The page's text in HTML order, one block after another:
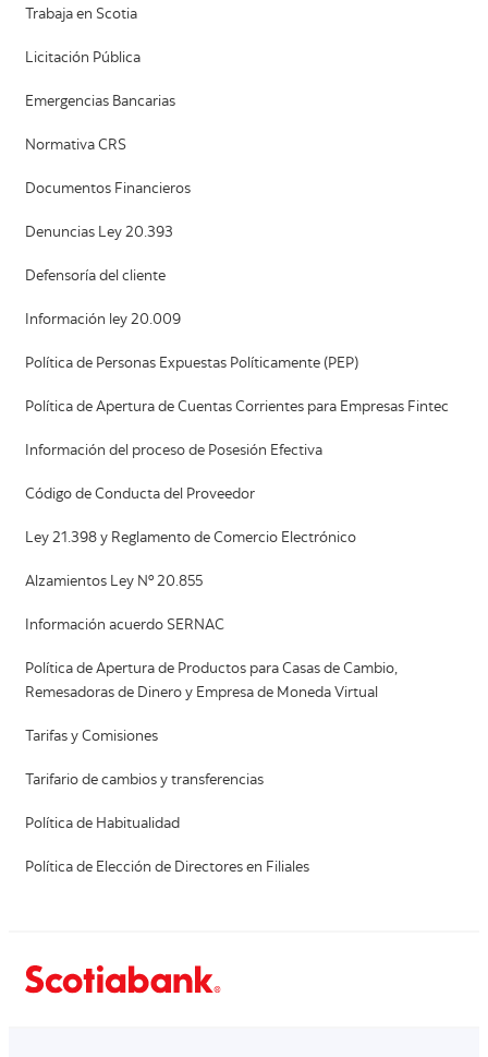
Trabaja en Scotia
Licitación Pública
Emergencias Bancarias
Normativa CRS
Documentos Financieros
Denuncias Ley 20.393
Defensoría del cliente
Información ley 20.009
Política de Personas Expuestas Políticamente (PEP)
Política de Apertura de Cuentas Corrientes para Empresas Fintec
Información del proceso de Posesión Efectiva
Código de Conducta del Proveedor
Ley 21.398 y Reglamento de Comercio Electrónico
Alzamientos Ley Nº 20.855
Información acuerdo SERNAC
Política de Apertura de Productos para Casas de Cambio,
Remesadoras de Dinero y Empresa de Moneda Virtual
Tarifas y Comisiones
Tarifario de cambios y transferencias
Política de Habitualidad
Política de Elección de Directores en Filiales